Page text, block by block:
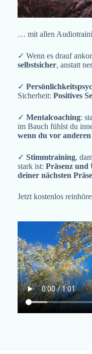
… mit allen
✓ Wenn es drauf
selbstsicher, anstatt
✓
Sicherheit: Positives
✓ Mentalcoaching:
im Bauch fühlst du
wenn du vor
✓ Stimmtraining,
stark ist: Präsenz und
deiner nächsten
Jetzt kostenlos